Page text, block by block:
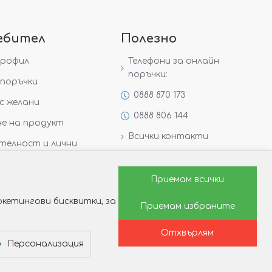
желани
на продукт
и лични
Полезно
Телефони за онлайн
поръчки:
0888 870 173
0888 806 144
Всички контакти
Защо да изберете Victoria
Как да изберем годежен
бисквитки, за
Персонализация
Приемам всички
Приемам избраните
Отхвърлям